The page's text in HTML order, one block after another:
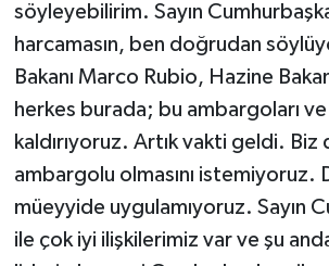
söyleyebilirim. Sayın
harcamasın, ben doğrudan
Bakanı Marco Rubio, Hazine
herkes burada; bu ambargoları
kaldırıyoruz. Artık vakti geldi. Biz
ambargolu olmasını istemiyoruz.
müeyyide uygulamıyoruz. Sayın
ile çok iyi ilişkilerimiz var ve şu